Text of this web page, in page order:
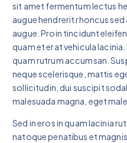
sit amet fermentum lectus
augue hendrerit rhoncus
augue. Proin tincidunt
quam et erat vehicula
quam rutrum accumsan.
neque scelerisque, mattis
sollicitudin, dui suscipit
malesuada magna, eget
Sed in eros in quam lacinia
natoque penatibus et